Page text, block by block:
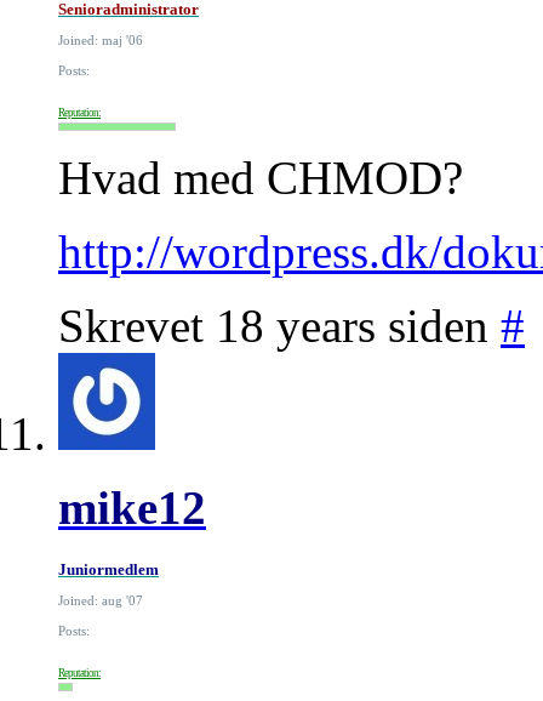
Senioradministrator
Joined: maj '06
Posts:
Reputation:
Hvad med CHMOD?
http://wordpress.dk/
Skrevet 18 years siden #
mike12
Juniormedlem
Joined: aug '07
Posts:
Reputation: